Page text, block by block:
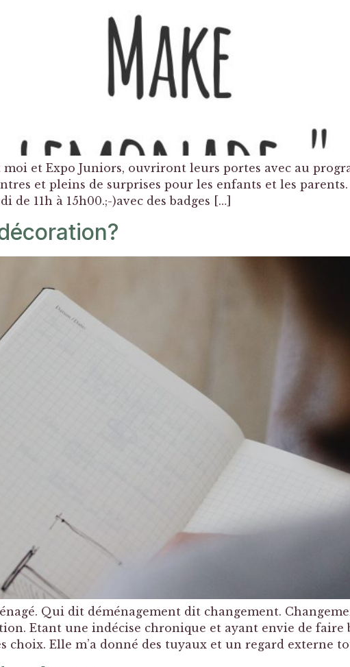
moi et Expo Juniors, ouvriront leurs portes avec au
et pleins de surprises pour les enfants et les
de 11h à 15h00.;-)avec des badges […]
Qui dit déménagement dit changement.
Etant une indécise chronique et ayant envie de faire
choix. Elle m’a donné des tuyaux et un regard externe